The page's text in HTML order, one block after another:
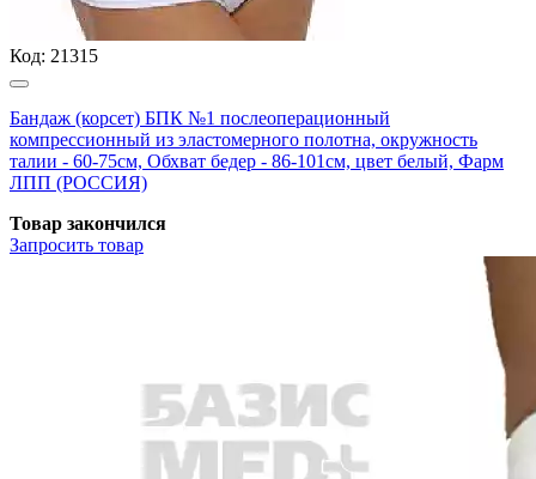
Код: 21315
Бандаж (корсет) БПК №1 послеоперационный
компрессионный из эластомерного полотна, окружность
талии - 60-75см, Обхват бедер - 86-101см, цвет белый, Фарм
ЛПП (РОССИЯ)
Товар закончился
Запросить товар